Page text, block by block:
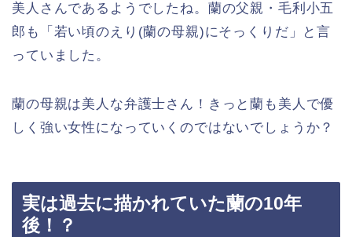
美人さんであるようでしたね。蘭の父親・毛利小五
郎も「若い頃のえり(蘭の母親)にそっくりだ」と言
っていました。
蘭の母親は美人な弁護士さん！きっと蘭も美人で優
しく強い女性になっていくのではないでしょうか？
実は過去に描かれていた蘭の10年
後！？